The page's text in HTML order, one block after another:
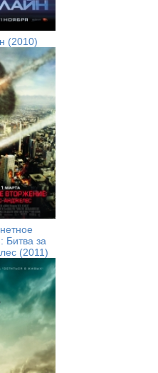
(2010)
Битва за
(2011)